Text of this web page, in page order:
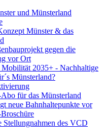
und Münsterland
Münster & das
gegen die
vor Ort
Mobilität 2035+ - Nachhaltige
Münsterland?
für das Münsterland
neue Bahnhaltepunkte vor
Stellungnahmen des VCD